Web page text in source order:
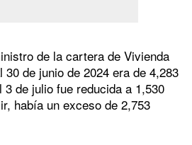
de la cartera de Vivienda
de junio de 2024 era de 4,283
de julio fue reducida a 1,530
había un exceso de 2,753